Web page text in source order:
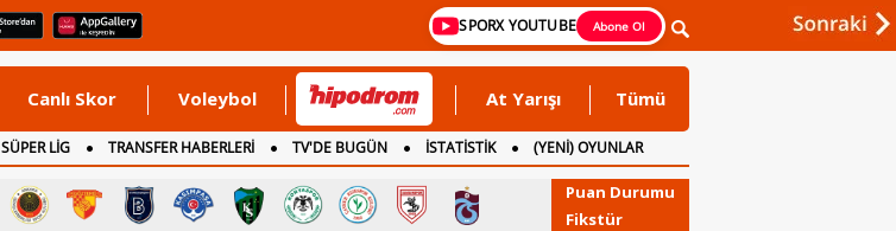
SPORX YOUTUBE Abone Ol
Canlı Skor Voleybol At Yarışı Tümü
SÜPER LİG TRANSFER HABERLERİ TV'DE BUGÜN İSTATİSTİK
(YENİ) OYUNLAR
Puan Durumu
Fikstür